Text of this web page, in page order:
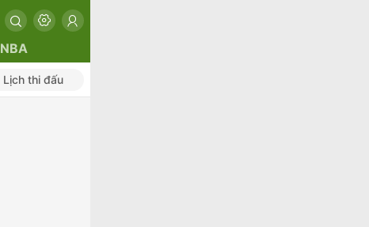
NBA
Lịch thi đấu